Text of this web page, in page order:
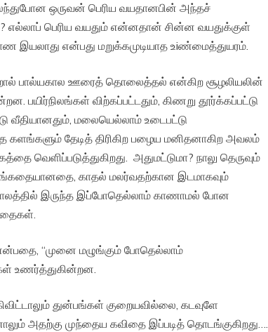
ஒருவன் பெரிய வயதானபின் அந்தச்
பெரிய வயதும் என்னதான் சின்ன வயதுக்குள்
இயலாது என்பது மறுக்கமுடியாத உiண்மைத்துயரம்.
பால்யகால ஊரைத் தொலைத்தல் என்கிற சூழலியலின்
விற்கப்பட்டதும், கிணறு தூர்க்கப்பட்டு
வீதியானதும், மலையெல்லாம் உடைபட்டு
களங்களும் தேடித் திரிகிற பழைய மனிதனாகிற அவலம்
அதுமட்டுமா? நாலு தெருவும்
காதல் மலர்வதற்கான இடமாகவும்
இருந்த இப்போதெல்லாம் காணாமல் போன
“முனை மழுங்கும் போதெல்லாம்
உணர்த்துகின்றன.
துன்பங்கள் குறையவில்லை, கடவுளே
அதற்கு முந்தைய கவிதை இப்படித் தொடங்குகிறது….